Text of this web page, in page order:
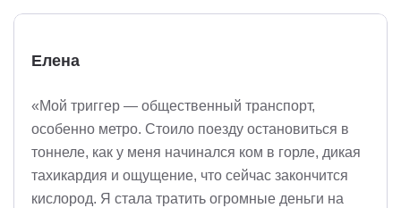
Елена
«Мой триггер — общественный транспорт,
особенно метро. Стоило поезду остановиться в
тоннеле, как у меня начинался ком в горле, дикая
тахикардия и ощущение, что сейчас закончится
кислород. Я стала тратить огромные деньги на